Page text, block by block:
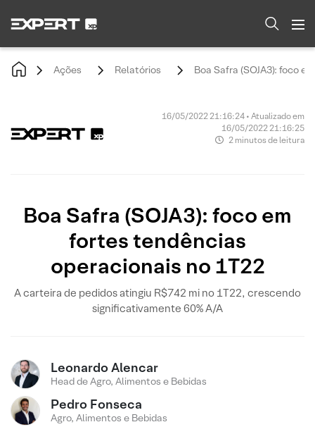
Ações Relatórios Boa Safra (SOJA3): foco
16/05/2022 21:16:24 • Atualizado em
16/05/2022 21:16:25
2 minutos de leitura
Boa Safra (SOJA3): foco em
fortes tendências
operacionais no 1T22
A carteira de pedidos atingiu R$742 mi no 1T22, crescendo
significativamente 60% A/A
Leonardo Alencar
Head de Agro, Alimentos e Bebidas
Pedro Fonseca
Agro, Alimentos e Bebidas